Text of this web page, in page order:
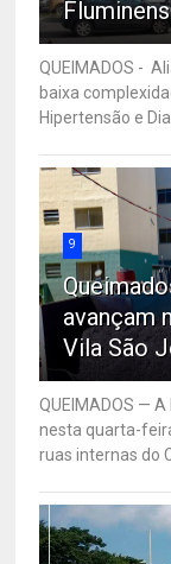
QUEIMADOS -
baixa
Hipertensão e
9
avançam
Vila São
QUEIMADOS —
nesta quarta-
ruas internas do